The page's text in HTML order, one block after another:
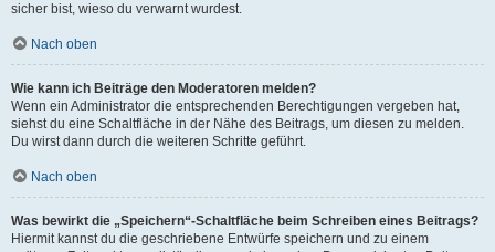
sicher bist, wieso du verwarnt wurdest.
Nach oben
Wie kann ich Beiträge den Moderatoren melden?
Wenn ein Administrator die entsprechenden Berechtigungen vergeben hat,
siehst du eine Schaltfläche in der Nähe des Beitrags, um diesen zu melden.
Du wirst dann durch die weiteren Schritte geführt.
Nach oben
Was bewirkt die „Speichern“-Schaltfläche beim Schreiben eines Beitrags?
Hiermit kannst du die geschriebene Entwürfe speichern und zu einem